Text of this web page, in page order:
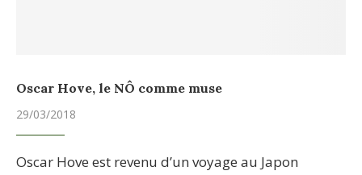
Oscar Hove, le NÔ comme muse
29/03/2018
Oscar Hove est revenu d’un voyage au Japon